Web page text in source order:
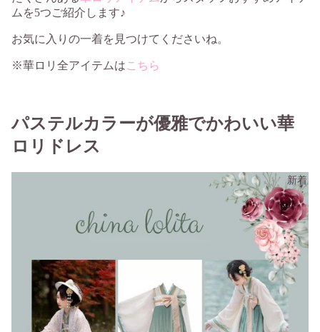
新着
ムを5つご紹介します♪
お気に入りの一着を見つけてくださいね。
※華ロリ全アイテムはこちら
パステルカラーが優雅でかわいい華
ロリドレス